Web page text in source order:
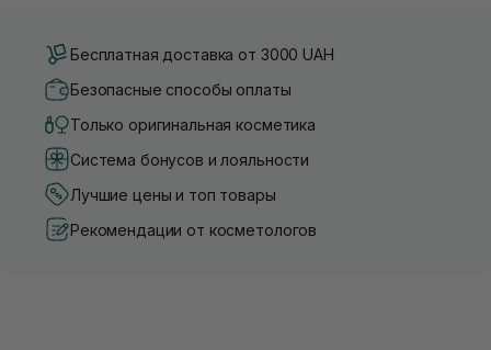
Бесплатная доставка от 3000 UAH
Безопасные способы оплаты
Только оригинальная косметика
Система бонусов и лояльности
Лучшие цены и топ товары
Рекомендации от косметологов